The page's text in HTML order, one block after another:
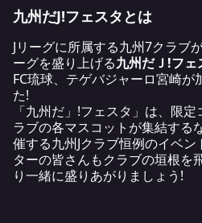
九州だJ!フェスタとは
Jリーグに所属する九州7クラブ
ーグを盛り上げる九州だＪ!フェ
FC琉球、テゲバジャーロ宮崎が
た!
「九州だ」!フェスタ」は、限
ラブの各マスコットが集結する
催する九州Jクラブ恒例のイベ
ターの皆さんもクラブの垣根を
り一緒に盛りあがりましょう!